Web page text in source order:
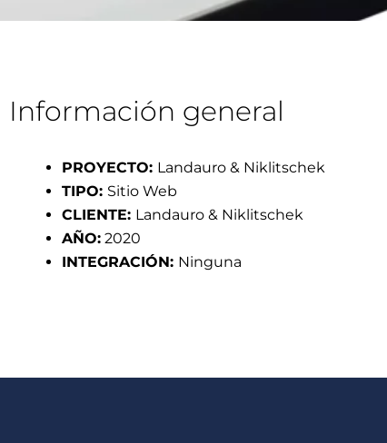
Información general
PROYECTO: Landauro & Niklitschek
TIPO: Sitio Web
CLIENTE: Landauro & Niklitschek
AÑO: 2020
INTEGRACIÓN: Ninguna